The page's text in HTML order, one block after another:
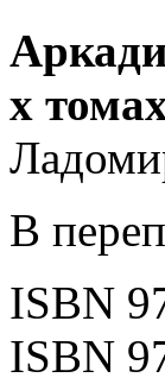
х
В
ISBN
ISBN